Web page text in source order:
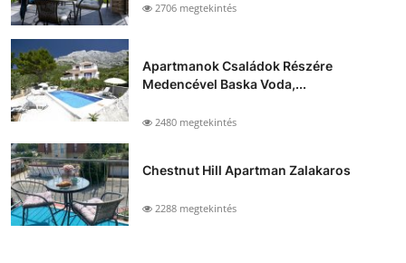
2706 megtekintés
Apartmanok Családok Részére
Medencével Baska Voda,...
2480 megtekintés
Chestnut Hill Apartman Zalakaros
2288 megtekintés